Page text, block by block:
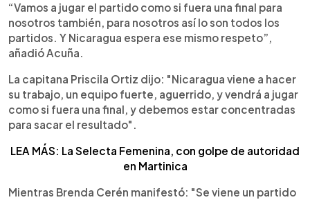
“Vamos a jugar el partido como si fuera una final para
nosotros también, para nosotros así lo son todos los
partidos. Y Nicaragua espera ese mismo respeto”,
añadió Acuña.
La capitana Priscila Ortiz dijo: "Nicaragua viene a hacer
su trabajo, un equipo fuerte, aguerrido, y vendrá a jugar
como si fuera una final, y debemos estar concentradas
para sacar el resultado".
LEA MÁS: La Selecta Femenina, con golpe de autoridad
en Martinica
Mientras Brenda Cerén manifestó: "Se viene un partido